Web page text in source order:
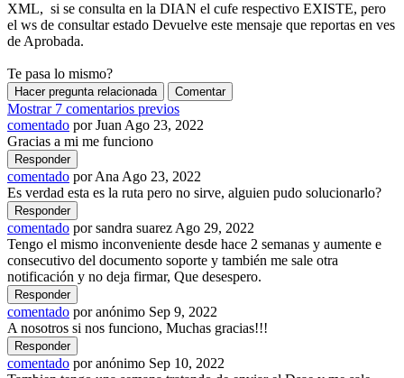
XML, si se consulta en la DIAN el cufe respectivo EXISTE, pero
el ws de consultar estado Devuelve este mensaje que reportas en ves
de Aprobada.
Te pasa lo mismo?
Mostrar 7 comentarios previos
comentado porJuan Ago 23, 2022
Gracias a mi me funciono
comentado porAna Ago 23, 2022
Es verdad esta es la ruta pero no sirve, alguien pudo solucionarlo?
comentado porsandra suarez Ago 29, 2022
Tengo el mismo inconveniente desde hace 2 semanas y aumente e
consecutivo del documento soporte y también me sale otra
notificación y no deja firmar, Que desespero.
comentado poranónimo Sep 9, 2022
A nosotros si nos funciono, Muchas gracias!!!
comentado poranónimo Sep 10, 2022